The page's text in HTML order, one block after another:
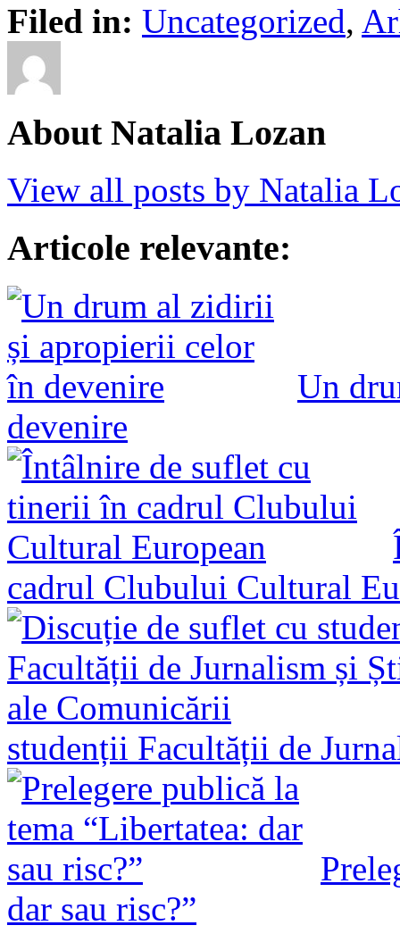
Filed in: Uncategorized,
About Natalia Lozan
View all posts by Natalia
Articole relevante:
Un
devenire
cadrul Clubului Cultural
studenții Facultății de
dar sau risc?”